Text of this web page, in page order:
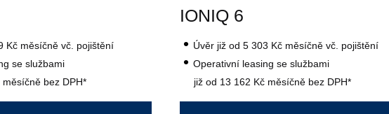
Kč měsíčně vč. pojištění
se službami
měsíčně bez DPH*
IONIQ 6
Úvěr již od 5 303 Kčměsíčně vč. pojištění
Operativní leasing se službami
již od 13 162 Kčměsíčně bez DPH*